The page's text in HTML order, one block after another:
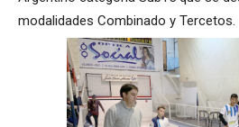
modalidades Combinado y Tercetos.